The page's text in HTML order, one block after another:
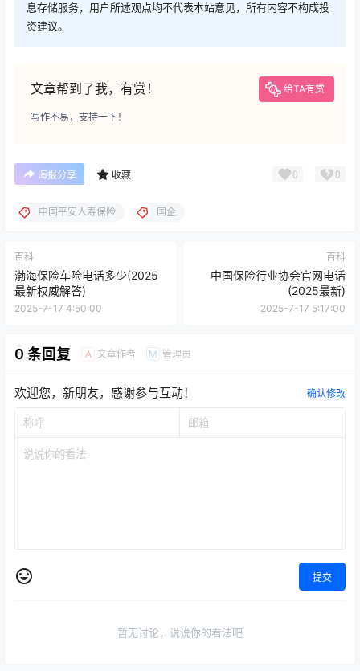
息存储服务，用户所述观点均不代表本站意见，所有内容不构成投
资建议。
文章帮到了我，有赏！ 给TA有赏
写作不易，支持一下！
海报分享 收藏 0 0
中国平安人寿保险 国企
百科
渤海保险车险电话多少(2025
最新权威解答)
2025-7-17 4:50:00
百科
中国保险行业协会官网电话
(2025最新)
2025-7-17 5:17:00
0 条回复 A 文章作者 M 管理员
欢迎您，新朋友，感谢参与互动！ 确认修改
提交
暂无讨论，说说你的看法吧